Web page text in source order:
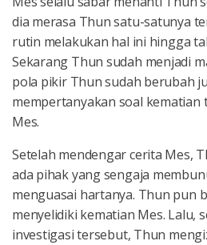
dia merasa Thun satu-satunya
rutin melakukan hal ini hingga
Sekarang Thun sudah menjadi
pola pikir Thun sudah berubah
mempertanyakan soal kematian
Mes.
Setelah mendengar cerita Mes,
ada pihak yang sengaja
menguasai hartanya. Thun pun
menyelidiki kematian Mes. Lalu,
investigasi tersebut, Thun